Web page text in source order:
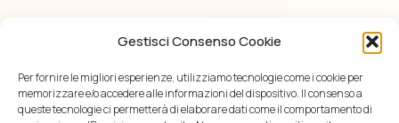
Gestisci Consenso Cookie
Per fornire le migliori esperienze, utilizziamo tecnologie come i cookie per
memorizzare e/o accedere alle informazioni del dispositivo. Il consenso a
queste tecnologie ci permetterà di elaborare dati come il comportamento di